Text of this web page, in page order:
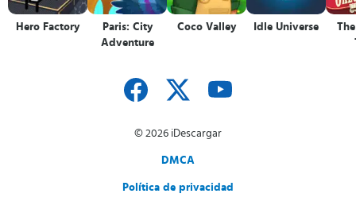
Hero Factory
Paris: City
Adventure
Coco Valley Idle Universe
© 2026 iDescargar
DMCA
Política de privacidad